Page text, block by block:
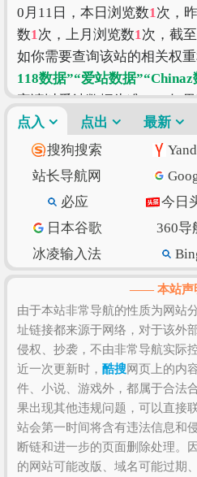
0月11日，本日浏览数1次，
数1次，上月浏览数1次，截
如你需要查询该站的相关权
118数据”“爱站数据”“Chinaz
家请以爱站数据为准），如
索引信息，可以点击
“搜狗索
进入查看。酷搜
的价值评估
度、搜索引擎收录、网站权
数量、上线时长、用户体验
准确评估该网站的价值比较
密数据则需要找该网站管理
站的IP数、PV数、UV数、会
等！当然，任何一个网站是
还是需要根据您自身的需求
受来决定，因为只有符合您
点入 点出 最新
搜狗搜索
站长导航网
必应
今日
日本谷歌
360导
冰凌输入法
抖音
纳米搜索
环球网
北京
SSLs.com
语
CSDN博客
虎扑
—— 本站
由于本站非常导航的性质为网站
址链接都来源于网络，对于该外
侵权、抄袭，不由非常导航实际
近一次更新时， 酷搜网页上的内
件、小说、游戏外，都属于合法
果出现其他违规问题，可以直接
站会第一时间将含有违法信息和
断链和进一步的页面删除处理。
的网站可能改版、域名可能过期